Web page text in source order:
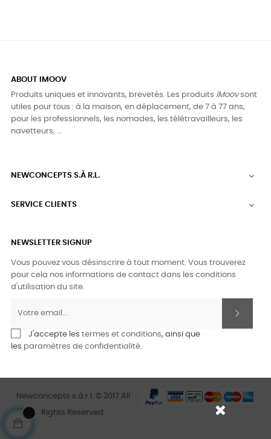
ABOUT IMOOV
Produits uniques et innovants, brevetés. Les produits iMoovsont
utiles pour tous : à la maison, en déplacement, de 7 à 77 ans,
pour les professionnels, les nomades, les télétravailleurs, les
navetteurs, ...
NEWCONCEPTS S.À R.L. 
SERVICE CLIENTS 
NEWSLETTER SIGNUP
Vous pouvez vous désinscrire à tout moment. Vous trouverez
pour cela nos informations de contact dans les conditions
d'utilisation du site.
J'accepte les termes et conditions, ainsi que
les paramètres de confidentialité.
Newconcepts s.à.r.l. © 2017 All
Rights Reserved.